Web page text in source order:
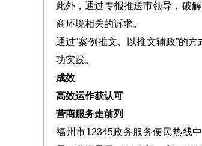
此外，通过专报推送市领导，破
商环境相关的诉求。
通过“案例推文、以推文辅政”的
功实践。
成效
高效运作获认可
营商服务走前列
福州市12345政务服务便民热线